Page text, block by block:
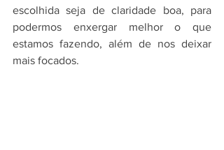
escolhida seja de claridade boa, para
podermos enxergar melhor o que
estamos fazendo, além de nos deixar
mais focados.